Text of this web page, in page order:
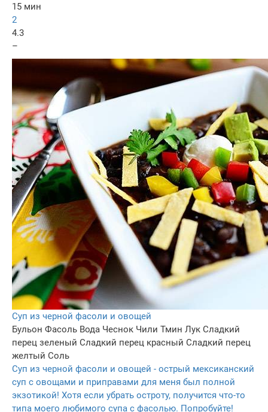
15 мин
2
4.3
–
Суп из черной фасоли и овощей
Бульон Фасоль Вода Чеснок Чили Тмин Лук Сладкий
перец зеленый Сладкий перец красный Сладкий перец
желтый Соль
Суп из черной фасоли и овощей - острый мексиканский
суп с овощами и приправами для меня был полной
экзотикой! Хотя если убрать остроту, получится что-то
типа моего любимого супа с фасолью. Попробуйте!